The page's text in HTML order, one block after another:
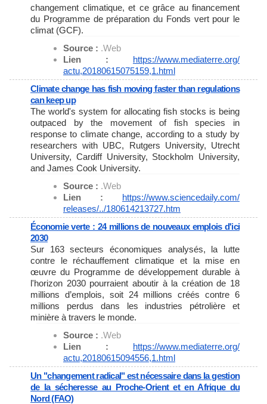
changement climatique, et ce grâce au financement
du Programme de préparation du Fonds vert pour le
climat (GCF).
Source : .Web
Lien : https://www.mediaterre.org/
actu,20180615075159,1.html
Climate change has fish moving faster than regulations
can keep up
The world's system for allocating fish stocks is being
outpaced by the movement of fish species in
response to climate change, according to a study by
researchers with UBC, Rutgers University, Utrecht
University, Cardiff University, Stockholm University,
and James Cook University.
Source : .Web
Lien : https://www.sciencedaily.com/
releases/../180614213727.htm
Économie verte : 24 millions de nouveaux emplois d'ici
2030
Sur 163 secteurs économiques analysés, la lutte
contre le réchauffement climatique et la mise en
œuvre du Programme de développement durable à
l'horizon 2030 pourraient aboutir à la création de 18
millions d’emplois, soit 24 millions créés contre 6
millions perdus dans les industries pétrolière et
minière à travers le monde.
Source : .Web
Lien : https://www.mediaterre.org/
actu,20180615094556,1.html
Un "changement radical" est nécessaire dans la gestion
de la sécheresse au Proche-Orient et en Afrique du
Nord (FAO)